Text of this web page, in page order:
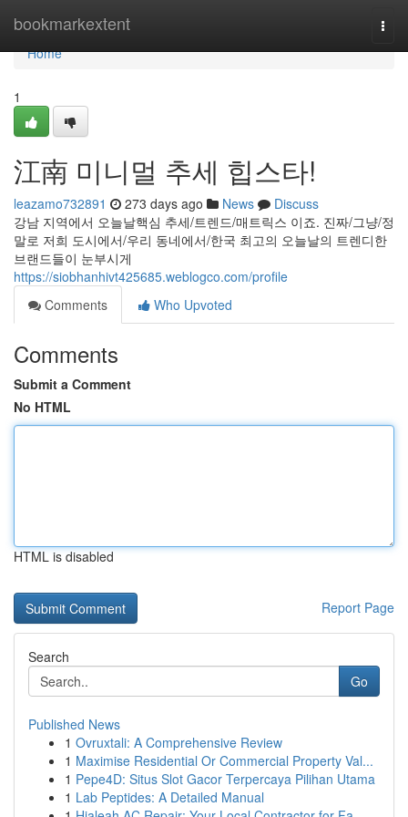
bookmarkextent
Home
Home
1
江南 미니멀 추세 힙스타!
leazamo732891 273 days ago News
Discuss
강남 지역에서 오늘날핵심 추세/트렌드/매트릭스 이죠. 진짜/그냥/정
말로 저희 도시에서/우리 동네에서/한국 최고의 오늘날의 트렌디한
브랜드들이 눈부시게
https://siobhanhivt425685.weblogco.com/profile
Comments
Who Upvoted
Comments
Submit a Comment
No HTML
HTML is disabled
Report Page
Search
Go
Published News
1 Ovruxtali: A Comprehensive Review
1 Maximise Residential Or Commercial Property Val...
1 Pepe4D: Situs Slot Gacor Terpercaya Pilihan Utama
1 Lab Peptides: A Detailed Manual